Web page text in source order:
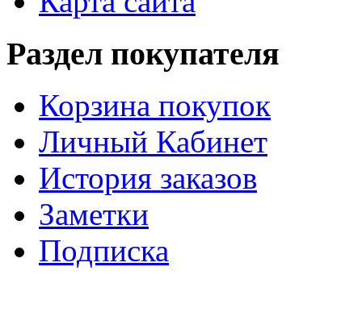
Раздел покупателя
Корзина покупок
Личный Кабинет
История заказов
Заметки
Подписка